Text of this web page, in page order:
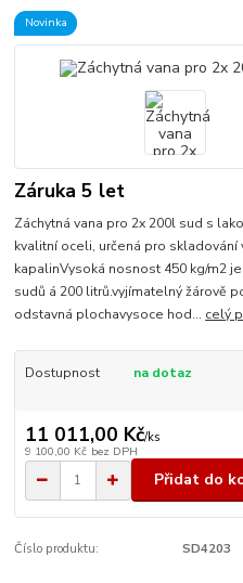
Novinka
Záruka 5 let
Záchytná vana pro 2x 200l sud s
kvalitní oceli, určená pro
kapalinVysoká nosnost 450 kg/m2
sudů á 200 litrů.vyjímatelný žárově
odstavná plochavysoce hod... celý
Dostupnost na dotaz
11 011,00 Kč/ks
9 100,00 Kč bez DPH
Přidat do
Číslo produktu: SD4203